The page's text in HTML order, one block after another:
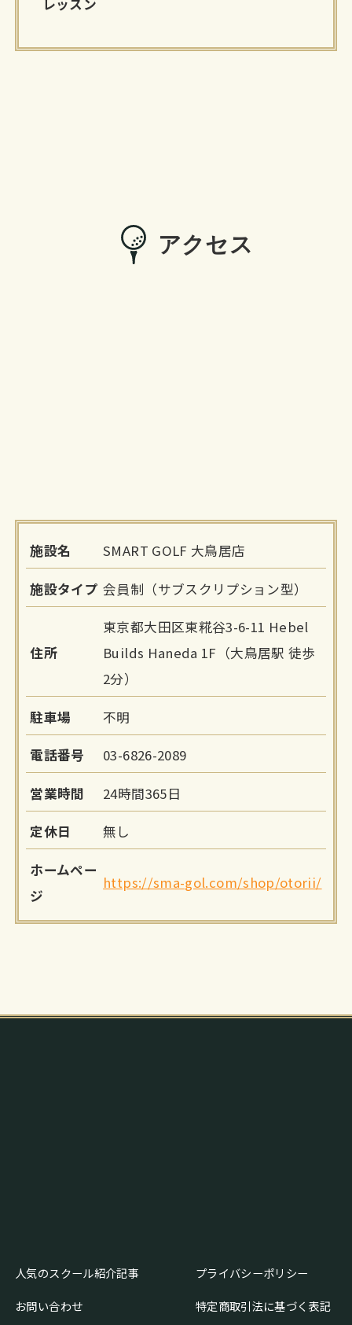
アクセス
施設名 SMART GOLF 大鳥居店
施設タイプ 会員制（サブスクリプション型）
住所
東京都大田区東糀谷3-6-11 Hebel
Builds Haneda 1F（大鳥居駅 徒歩
2分）
駐車場 不明
電話番号 03-6826-2089
営業時間 24時間365日
定休日 無し
ホームペー
ジ
https://sma-gol.com/shop/otorii/
人気のスクール紹介記事
お問い合わせ
プライバシーポリシー
特定商取引法に基づく表記